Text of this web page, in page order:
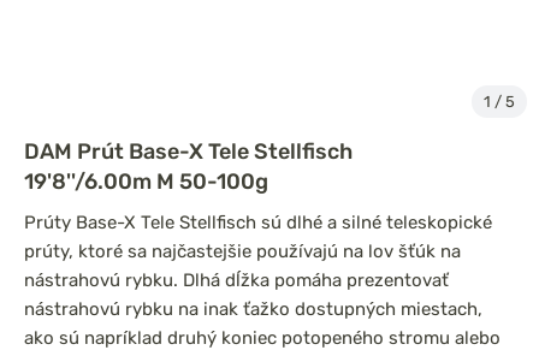
1 / 5
DAM Prút Base-X Tele Stellfisch
19'8''/6.00m M 50-100g
Prúty Base-X Tele Stellfisch sú dlhé a silné teleskopické
prúty, ktoré sa najčastejšie používajú na lov šťúk na
nástrahovú rybku. Dlhá dĺžka pomáha prezentovať
nástrahovú rybku na inak ťažko dostupných miestach,
ako sú napríklad druhý koniec potopeného stromu alebo